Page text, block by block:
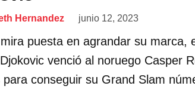
Hernandez junio 12, 2023
puesta en agrandar su marca,
venció al noruego Casper
para conseguir su Grand Slam